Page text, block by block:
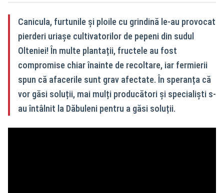
Canicula, furtunile și ploile cu grindină le-au provocat
pierderi uriașe cultivatorilor de pepeni din sudul
Olteniei! În multe plantații, fructele au fost
compromise chiar înainte de recoltare, iar fermierii
spun că afacerile sunt grav afectate. În speranța că
vor găsi soluții, mai mulți producători și specialiști s-
au întâlnit la Dăbuleni pentru a găsi soluții.